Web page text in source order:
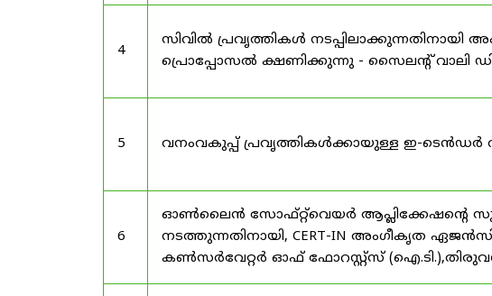
4
സിവിൽ പ്രവൃത്തികൾ
പ്രൊപ്പോസൽ ക്ഷണിക്കുന്നു - സൈലന്റ് വാലി
5 വനംവകുപ്പ് പ്രവൃത്തികൾക്കായുള്ള ഇ-ടെൻഡർ
6
ഓൺലൈൻ സോഫ്റ്റ്‌വെയർ ആപ്ലിക്കേഷന്റെ
നടത്തുന്നതിനായി, CERT-IN അംഗീകൃത
കൺസർവേറ്റർ ഓഫ് ഫോറസ്റ്റ്സ്